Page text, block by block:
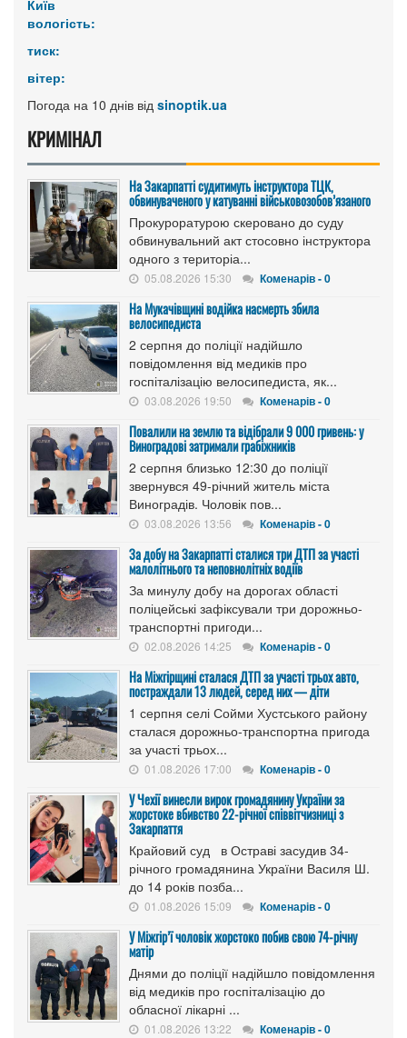
Київ
вологість:
тиск:
вітер:
Погода на 10 днів від sinoptik.ua
КРИМІНАЛ
На Закарпатті судитимуть інструктора ТЦК,
обвинуваченого у катуванні військовозобов’язаного
Прокуроратурою скеровано до суду
обвинувальний акт стосовно інструктора
одного з територіа...
05.08.2026 15:30 Коменарів - 0
На Мукачівщині водійка насмерть збила
велосипедиста
2 серпня до поліції надійшло
повідомлення від медиків про
госпіталізацію велосипедиста, як...
03.08.2026 19:50 Коменарів - 0
Повалили на землю та відібрали 9 000 гривень: у
Виноградові затримали грабіжників
2 серпня близько 12:30 до поліції
звернувся 49-річний житель міста
Виноградів. Чоловік пов...
03.08.2026 13:56 Коменарів - 0
За добу на Закарпатті сталися три ДТП за участі
малолітнього та неповнолітніх водіїв
За минулу добу на дорогах області
поліцейські зафіксували три дорожньо-
транспортні пригоди...
02.08.2026 14:25 Коменарів - 0
На Міжгірщині сталася ДТП за участі трьох авто,
постраждали 13 людей, серед них — діти
1 серпня селі Сойми Хустського району
сталася дорожньо-транспортна пригода
за участі трьох...
01.08.2026 17:00 Коменарів - 0
У Чехії винесли вирок громадянину України за
жорстоке вбивство 22-річної співвітчизниці з
Закарпаття
Крайовий суд в Остраві засудив 34-
річного громадянина України Василя Ш.
до 14 років позба...
01.08.2026 15:09 Коменарів - 0
У Міжгір’ї чоловік жорстоко побив свою 74-річну
матір
Днями до поліції надійшло повідомлення
від медиків про госпіталізацію до
обласної лікарні ...
01.08.2026 13:22 Коменарів - 0